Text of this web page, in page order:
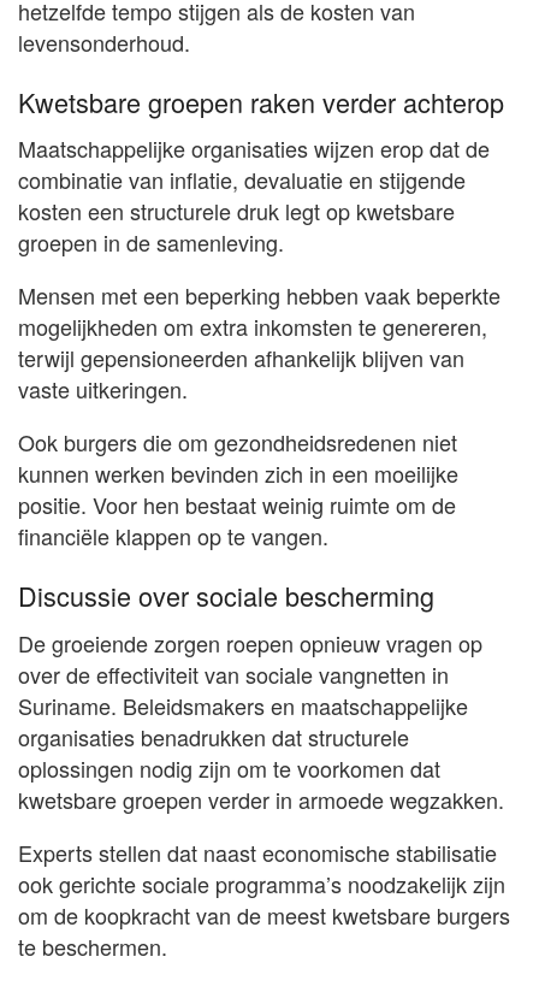
hetzelfde tempo stijgen als de kosten van
levensonderhoud.
Kwetsbare groepen raken verder achterop
Maatschappelijke organisaties wijzen erop dat de
combinatie van inflatie, devaluatie en stijgende
kosten een structurele druk legt op kwetsbare
groepen in de samenleving.
Mensen met een beperking hebben vaak beperkte
mogelijkheden om extra inkomsten te genereren,
terwijl gepensioneerden afhankelijk blijven van
vaste uitkeringen.
Ook burgers die om gezondheidsredenen niet
kunnen werken bevinden zich in een moeilijke
positie. Voor hen bestaat weinig ruimte om de
financiële klappen op te vangen.
Discussie over sociale bescherming
De groeiende zorgen roepen opnieuw vragen op
over de effectiviteit van sociale vangnetten in
Suriname. Beleidsmakers en maatschappelijke
organisaties benadrukken dat structurele
oplossingen nodig zijn om te voorkomen dat
kwetsbare groepen verder in armoede wegzakken.
Experts stellen dat naast economische stabilisatie
ook gerichte sociale programma’s noodzakelijk zijn
om de koopkracht van de meest kwetsbare burgers
te beschermen.